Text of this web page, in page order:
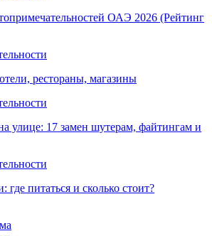
ОАЭ 2026 (Рейтинг
рестораны, магазины
улице: 17 замен шутерам, файтингам и
где питаться и сколько стоит?